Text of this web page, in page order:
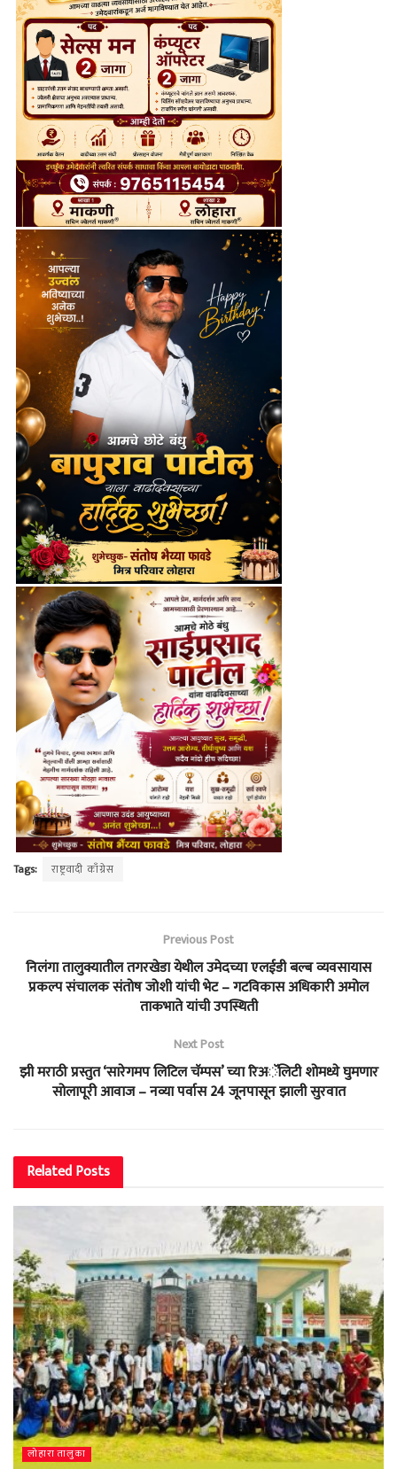
Tags: राष्ट्रवादी काँग्रेस
Previous Post
निलंगा तालुक्यातील तगरखेडा येथील उमेदच्या एलईडी बल्ब व्यवसायास
प्रकल्प संचालक संतोष जोशी यांची भेट – गटविकास अधिकारी अमोल
ताकभाते यांची उपस्थिती
Next Post
झी मराठी प्रस्तुत ‘सारेगमप लिटिल चॅम्पस’ च्या रिअॅलिटी शोमध्ये घुमणार
सोलापूरी आवाज – नव्या पर्वास 24 जूनपासून झाली सुरवात
RelatedPosts
लोहारा तालुका